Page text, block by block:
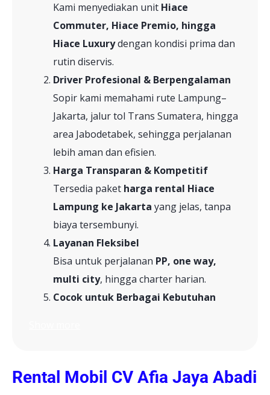
Kami menyediakan unit Hiace
Commuter, Hiace Premio, hingga
Hiace Luxurydengan kondisi prima dan
rutin diservis.
Driver Profesional & Berpengalaman
Sopir kami memahami rute Lampung–
Jakarta, jalur tol Trans Sumatera, hingga
area Jabodetabek, sehingga perjalanan
lebih aman dan efisien.
Harga Transparan & Kompetitif
Tersedia paket harga rental Hiace
Lampung ke Jakarta yang jelas, tanpa
biaya tersembunyi.
Layanan Fleksibel
Bisa untuk perjalanan PP, one way,
multi city, hingga charter harian.
Cocok untuk Berbagai Kebutuhan
Rental Mobil CV Afia Jaya Abadi